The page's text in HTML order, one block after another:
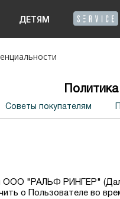
ДЕТЯМ
Советы покупателям
ООО "РАЛЬФ РИНГЕР"
о Пользователе во